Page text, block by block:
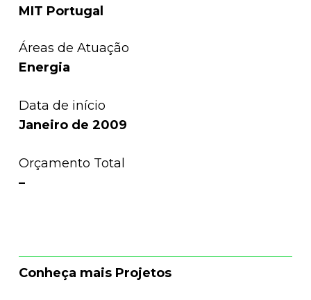
MIT Portugal
Áreas de Atuação
Energia
Data de início
Janeiro de 2009
Orçamento Total
–
Conheça mais Projetos